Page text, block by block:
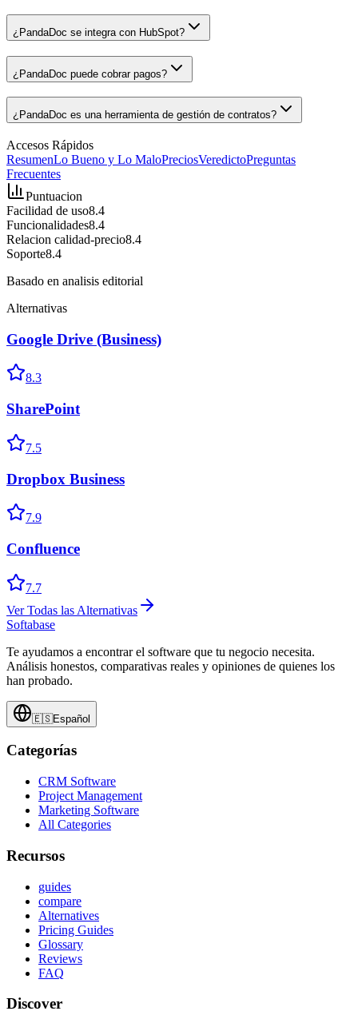
¿PandaDoc se integra con HubSpot?
¿PandaDoc puede cobrar pagos?
¿PandaDoc es una herramienta de gestión de contratos?
Accesos Rápidos
ResumenLo Bueno y Lo MaloPreciosVeredictoPreguntas
Frecuentes
Puntuacion
Facilidad de uso8.4
Funcionalidades8.4
Relacion calidad-precio8.4
Soporte8.4
Basado en analisis editorial
Alternativas
Google Drive (Business)
8.3
SharePoint
7.5
Dropbox Business
7.9
Confluence
7.7
Ver Todas las Alternativas
Softabase
Te ayudamos a encontrar el software que tu negocio necesita.
Análisis honestos, comparativas reales y opiniones de quienes los
han probado.
🇪🇸Español
Categorías
CRM Software
Project Management
Marketing Software
All Categories
Recursos
guides
compare
Alternatives
Pricing Guides
Glossary
Reviews
FAQ
Discover